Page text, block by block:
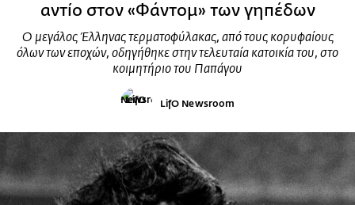
αντίο στον «Φάντομ» των γηπέδων
Ο μεγάλος Έλληνας τερματοφύλακας, από τους κορυφαίους
όλων των εποχών, οδηγήθηκε στην τελευταία κατοικία του, στο
κοιμητήριο του Παπάγου
LifO Newsroom